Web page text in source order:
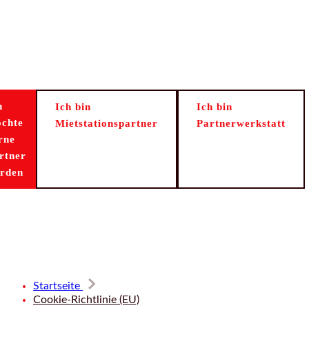
Ich bin
Mietstationspartner
Ich bin
Partnerwerkstatt
Startseite
Cookie-Richtlinie (EU)